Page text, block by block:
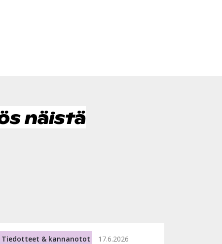
näistä
Tiedotteet & kannanotot 17.6.2026